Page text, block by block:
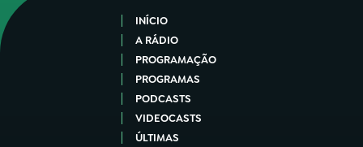
INÍCIO
A RÁDIO
PROGRAMAÇÃO
PROGRAMAS
PODCASTS
VIDEOCASTS
ÚLTIMAS